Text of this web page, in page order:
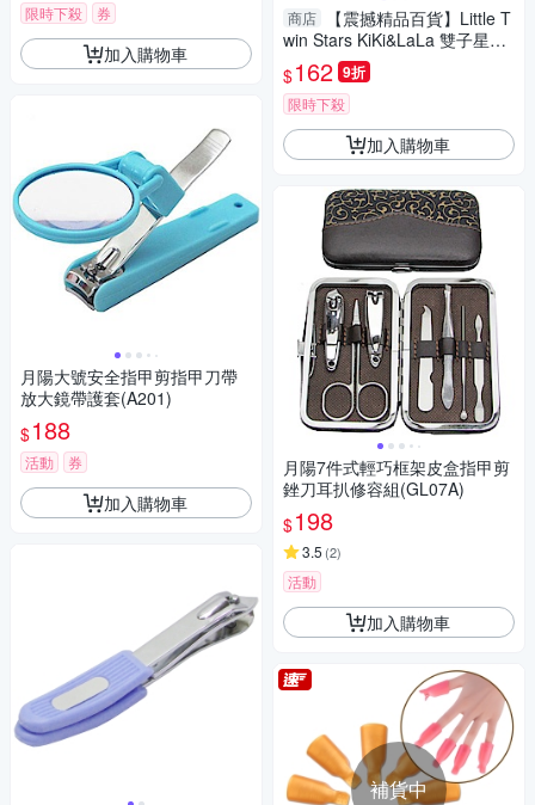
限時下殺 券
加入購物車
月陽大號安全指甲剪指甲刀帶
放大鏡帶護套(A201)
$188
活動 券
加入購物車
商店
【震撼精品百貨】Little T
win Stars KiKi&LaLa 雙子星小
天使~Sanrio指甲油-藍#03001
$162 9折
限時下殺
加入購物車
月陽7件式輕巧框架皮盒指甲剪
銼刀耳扒修容組(GL07A)
$198
3.5 (2)
活動
加入購物車
補貨中